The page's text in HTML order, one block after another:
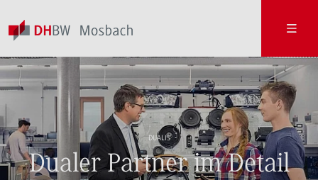
DUALIS
Dualer Partner im Detail